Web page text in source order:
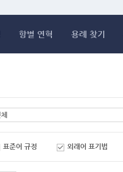
항별 연혁 용례 찾기
표준어 규정 외래어 표기법